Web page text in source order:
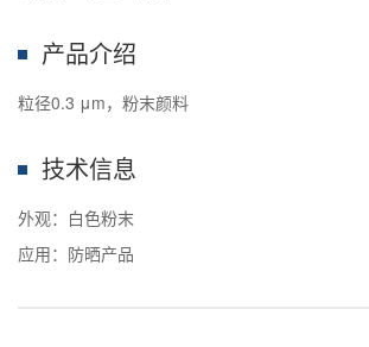
产品介绍
粒径0.3 μm，粉末颜料
技术信息
外观：白色粉末
应用：防晒产品